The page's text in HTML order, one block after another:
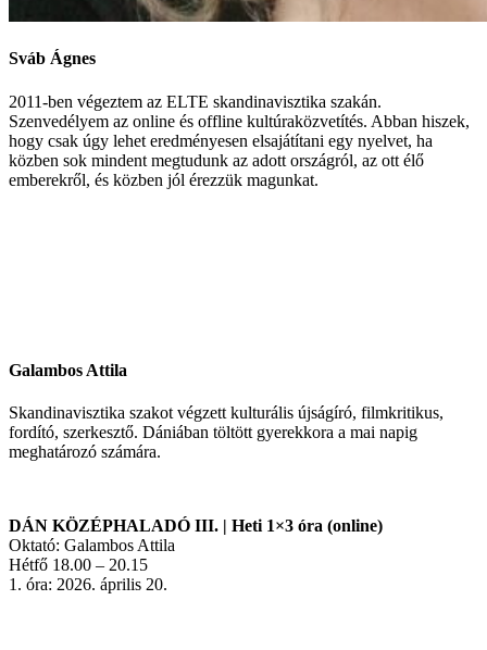
Sváb Ágnes
2011-ben végeztem az ELTE skandinavisztika szakán.
Szenvedélyem az online és offline kultúraközvetítés. Abban hiszek,
hogy csak úgy lehet eredményesen elsajátítani egy nyelvet, ha
közben sok mindent megtudunk az adott országról, az ott élő
emberekről, és közben jól érezzük magunkat.
Galambos Attila
Skandinavisztika szakot végzett kulturális újságíró, filmkritikus,
fordító, szerkesztő. Dániában töltött gyerekkora a mai napig
meghatározó számára.
DÁN KÖZÉPHALADÓ III. | Heti 1×3 óra (online)
Oktató: Galambos Attila
Hétfő 18.00 – 20.15
1. óra: 2026. április 20.